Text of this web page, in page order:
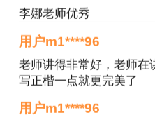
第一阶段：培训阶段
培训时间为2天。
预评卷校核阶段，第2
分成了5个组。上午由
李娜老师优秀
用户m1****96
老师讲得非常好，老师在
写正楷一点就更完美了
用户m1****96